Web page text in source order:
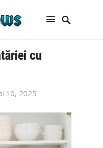
cu
10, 2025